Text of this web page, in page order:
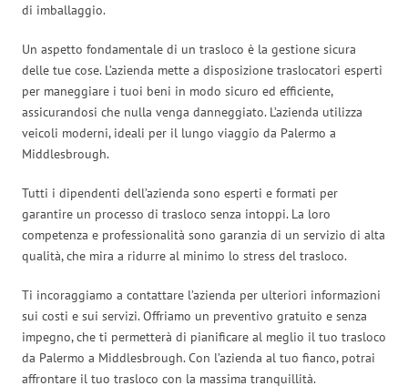
di imballaggio.
Un aspetto fondamentale di un trasloco è la gestione sicura
delle tue cose. L’azienda mette a disposizione traslocatori esperti
per maneggiare i tuoi beni in modo sicuro ed efficiente,
assicurandosi che nulla venga danneggiato. L’azienda utilizza
veicoli moderni, ideali per il lungo viaggio da Palermo a
Middlesbrough.
Tutti i dipendenti dell’azienda sono esperti e formati per
garantire un processo di trasloco senza intoppi. La loro
competenza e professionalità sono garanzia di un servizio di alta
qualità, che mira a ridurre al minimo lo stress del trasloco.
Ti incoraggiamo a contattare l’azienda per ulteriori informazioni
sui costi e sui servizi. Offriamo un preventivo gratuito e senza
impegno, che ti permetterà di pianificare al meglio il tuo trasloco
da Palermo a Middlesbrough. Con l’azienda al tuo fianco, potrai
affrontare il tuo trasloco con la massima tranquillità.